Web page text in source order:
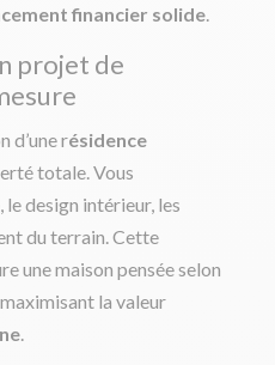
financier solide.
projet de
d’une résidence
totale. Vous
, le design intérieur, les
du terrain. Cette
une maison pensée selon
la valeur
.